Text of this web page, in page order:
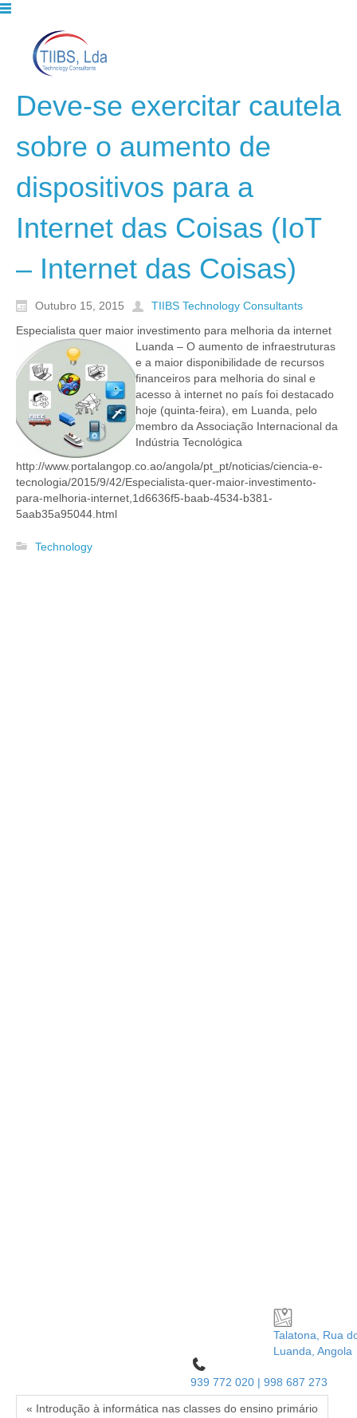
Talatona, Rua
Luanda, Angola
939 772 020 | 998 687 273
Deve-se exercitar cautela
sobre o aumento de
dispositivos para a
Internet das Coisas (IoT
– Internet das Coisas)
Outubro 15, 2015
TIIBS Technology Consultants
Especialista quer maior investimento para melhoria da internet
Luanda – O aumento de infraestruturas
e a maior disponibilidade de recursos
financeiros para melhoria do sinal e
acesso à internet no país foi destacado
hoje (quinta-feira), em Luanda, pelo
membro da Associação Internacional da
Indústria Tecnológica
http://www.portalangop.co.ao/angola/pt_pt/noticias/ciencia-e-
tecnologia/2015/9/42/Especialista-quer-maior-investimento-
para-melhoria-internet,1d6636f5-baab-4534-b381-
5aab35a95044.html
Technology
« Introdução à informática nas classes do ensino primário